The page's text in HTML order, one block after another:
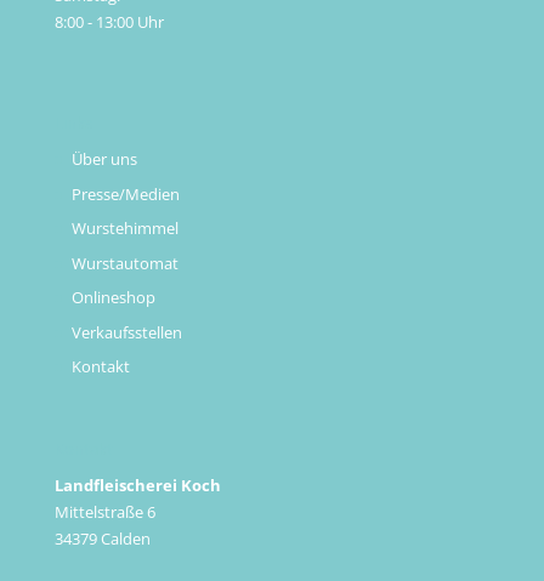
8:00 - 13:00 Uhr
Über uns
Presse/Medien
Wurstehimmel
Wurstautomat
Onlineshop
Verkaufsstellen
Kontakt
Landfleischerei Koch
Mittelstraße 6
34379 Calden